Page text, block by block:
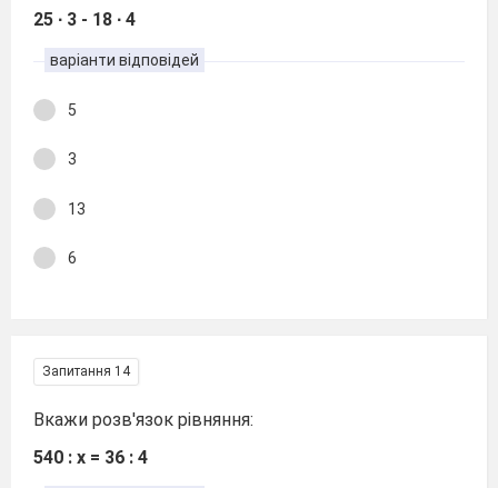
25 ∙ 3 - 18 ∙ 4
варіанти відповідей
5
3
13
6
Запитання 14
Вкажи розв'язок рівняння:
540 : х = 36 : 4